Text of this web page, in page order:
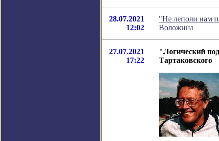
28.07.2021
12:02
"Не леполи нам
Воложина
27.07.2021
17:22
"Логический
Тартаковского